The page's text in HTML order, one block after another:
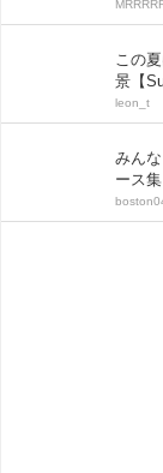
この
景【
leon_t
みん
ース集